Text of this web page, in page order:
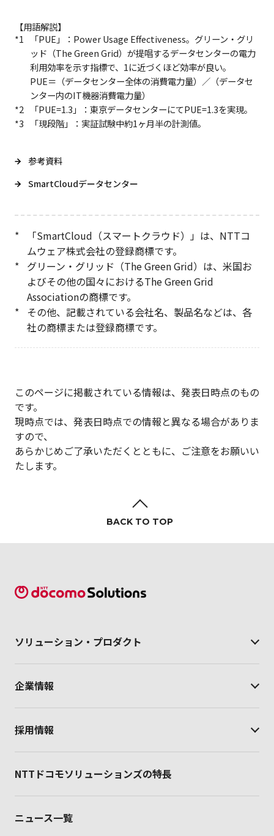
【用語解説】
*1
「PUE」：Power Usage Effectiveness。グリーン・グリ
ッド（The Green Grid）が提唱するデータセンターの電力
利用効率を示す指標で、1に近づくほど効率が良い。
PUE＝（データセンター全体の消費電力量）／（データセ
ンター内のIT機器消費電力量）
*2
「PUE=1.3」：東京データセンターにてPUE=1.3を実現。
*3
「現段階」：実証試験中約1ヶ月半の計測値。
参考資料
SmartCloudデータセンター
*
「SmartCloud（スマートクラウド）」は、NTTコ
ムウェア株式会社の登録商標です。
* グリーン・グリッド（The Green Grid）は、米国お
よびその他の国々におけるThe Green Grid
Associationの商標です。
* その他、記載されている会社名、製品名などは、各
社の商標または登録商標です。
このページに掲載されている情報は、発表日時点のもの
です。
現時点では、発表日時点での情報と異なる場合がありま
すので、
あらかじめご了承いただくとともに、ご注意をお願いい
たします。
BACK TO TOP
ソリューション・ プロダクト
企業情報
採用情報
NTTドコモソリューションズの特長
ニュース一覧